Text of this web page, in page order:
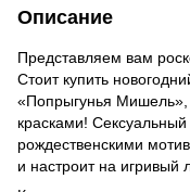
Описание
Представляем вам
Стоит купить
«Попрыгунья Мишель»,
красками!
рождественскими
и настроит на игривый